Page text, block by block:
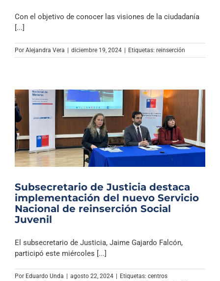
Con el objetivo de conocer las visiones de la ciudadanía
[...]
Por Alejandra Vera | diciembre 19, 2024 | Etiquetas: reinserción
Subsecretario de Justicia destaca
implementación del nuevo Servicio
Nacional de reinserción Social
Juvenil
El subsecretario de Justicia, Jaime Gajardo Falcón,
participó este miércoles [...]
Por Eduardo Unda agosto 22, 2024 Etiquetas: centros